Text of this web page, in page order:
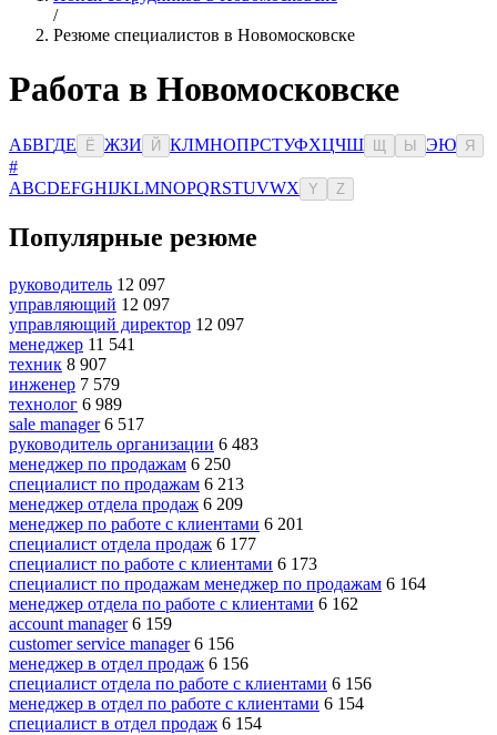
/
Резюме специалистов в Новомосковске
Работа в Новомосковске
АБВГДЕ Ё ЖЗИ Й КЛМНОПРСТУФХЦЧШ Ы ЭЮ Я
#
ABCDEFGHIJKLMNOPQRSTUVWX Y Z
Популярные резюме
руководитель 12 097
управляющий 12 097
управляющий директор 12 097
менеджер 11 541
техник 8 907
инженер 7 579
технолог 6 989
sale manager 6 517
руководитель организации 6 483
менеджер по продажам 6 250
специалист по продажам 6 213
менеджер отдела продаж 6 209
менеджер по работе с клиентами 6 201
специалист отдела продаж 6 177
специалист по работе с клиентами 6 173
специалист по продажам менеджер по продажам 6 164
менеджер отдела по работе с клиентами 6 162
account manager 6 159
customer service manager 6 156
менеджер в отдел продаж 6 156
специалист отдела по работе с клиентами 6 156
менеджер в отдел по работе с клиентами 6 154
специалист в отдел продаж 6 154